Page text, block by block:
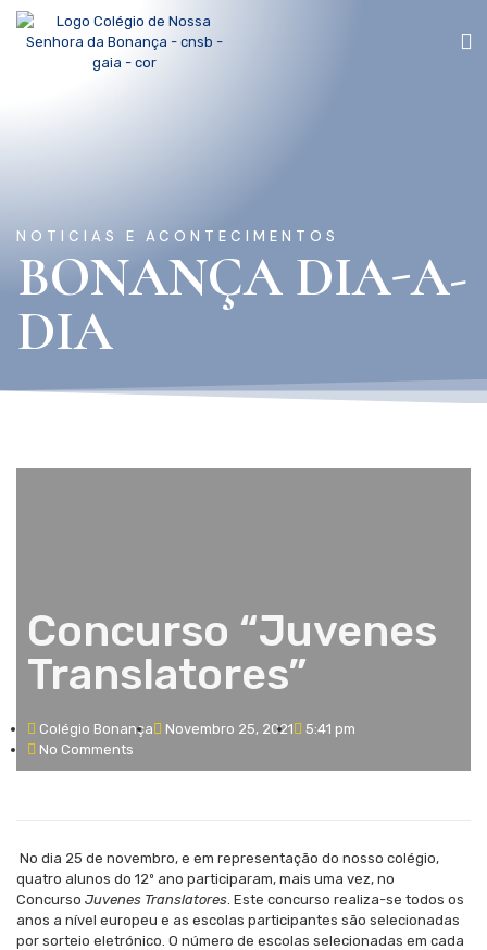
NOTICIAS E ACONTECIMENTOS
BONANÇA DIA-A-
DIA
Concurso “Juvenes
Translatores”
Colégio Bonança Novembro 25, 2021
5:41 pm
No Comments
No dia 25 de novembro, e em representação do nosso colégio,
quatro alunos do 12º ano participaram, mais uma vez, no
Concurso Juvenes Translatores . Este concurso realiza-se todos os
anos a nível europeu e as escolas participantes são selecionadas
por sorteio eletrónico. O número de escolas selecionadas em cada